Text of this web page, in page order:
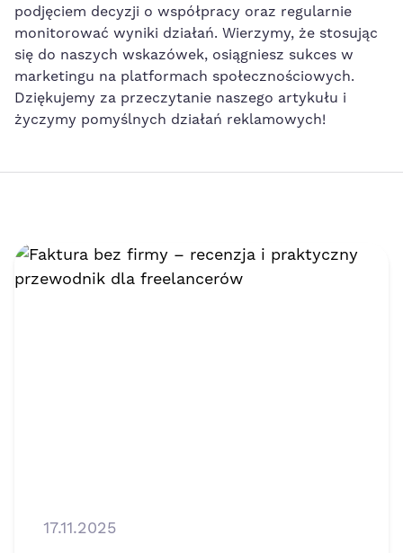
podjęciem decyzji ‌o współpracy oraz​ regularnie
monitorować wyniki działań. Wierzymy, że stosując
się do naszych wskazówek, osiągniesz sukces w‌
marketingu na platformach społecznościowych.‍
Dziękujemy za⁣ przeczytanie naszego artykułu i
życzymy pomyślnych działań reklamowych!⁣
17.11.2025